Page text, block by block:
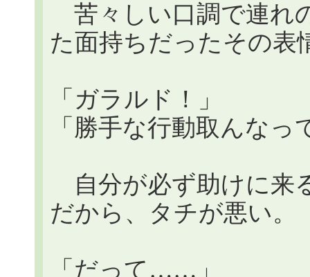
苦々しい口調で連れ
た面持ちだったその表
「ガラルド！」
「勝手な行動取んな
自分が必ず助けに来
だから、タチが悪い。
「だって……」